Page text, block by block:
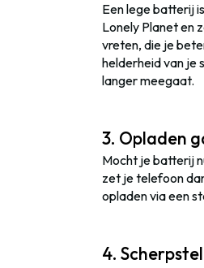
Een lege batterij
Lonely Planet en
vreten, die je
helderheid van je
langer meegaat.
3. Opladen
Mocht je batterij
zet je telefoon
opladen via een
4.